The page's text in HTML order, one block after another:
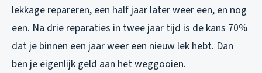
lekkage repareren, een half jaar later weer een, en nog
een. Na drie reparaties in twee jaar tijd is de kans 70%
dat je binnen een jaar weer een nieuw lek hebt. Dan
ben je eigenlijk geld aan het weggooien.